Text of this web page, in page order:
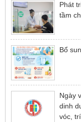
Phát
tầm
Bổ
Ngày
dinh
vóc,